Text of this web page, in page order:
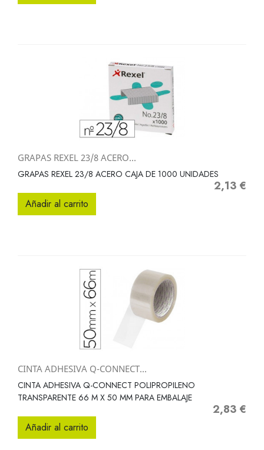
GRAPAS REXEL 23/8 ACERO...
GRAPAS REXEL 23/8 ACERO CAJA DE 1000 UNIDADES
Precio
2,13 €
Añadir al carrito
CINTA ADHESIVA Q-CONNECT...
CINTA ADHESIVA Q-CONNECT POLIPROPILENO
TRANSPARENTE 66 M X 50 MM PARA EMBALAJE
Precio
2,83 €
Añadir al carrito